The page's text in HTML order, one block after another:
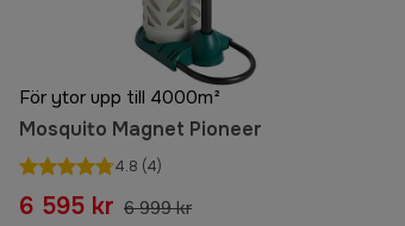
För ytor upp till 4000m²
Mosquito Magnet Pioneer
4.8 (4)
6 595 kr 6 999 kr